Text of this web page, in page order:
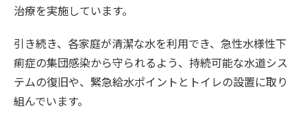
治療を実施しています。
引き続き、各家庭が清潔な水を利用でき、急性水様性下
痢症の集団感染から守られるよう、持続可能な水道シス
テムの復旧や、緊急給水ポイントとトイレの設置に取り
組んでいます。